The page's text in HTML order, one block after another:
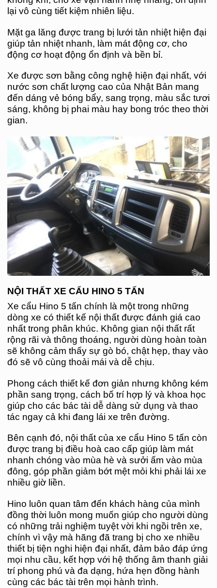
lại vô cùng tiết kiệm nhiên liệu.
Mặt ga lăng được trang bị lưới tản nhiệt hiện đại
giúp tản nhiệt nhanh, làm mát động cơ, cho
động cơ hoạt động ổn định và bền bỉ.
Xe được sơn bằng công nghệ hiện đại nhất, với
nước sơn chất lượng cao của Nhật Bản mang
đến dáng vẻ bóng bẩy, sang trọng, màu sắc tươi
sáng, không bị phai màu hay bong tróc theo thời
gian.
NỘI THẤT XE CẨU HINO 5 TẤN
Xe cẩu Hino 5 tấn chính là một trong những
dòng xe có thiết kế nội thất được đánh giá cao
nhất trong phân khúc. Không gian nội thất rất
rộng rãi và thông thoáng, người dùng hoàn toàn
sẽ không cảm thấy sự gò bó, chật hẹp, thay vào
đó sẽ vô cùng thoải mái và dễ chịu.
Phong cách thiết kế đơn giản nhưng không kém
phần sang trọng, cách bố trí hợp lý và khoa học
giúp cho các bác tài dễ dàng sử dụng và thao
tác ngay cả khi đang lái xe trên đường.
Bên cạnh đó, nội thất của xe cẩu Hino 5 tấn còn
được trang bị điều hoà cao cấp giúp làm mát
nhanh chóng vào mùa hè và sưởi ấm vào mùa
đông, góp phần giảm bớt mệt mỏi khi phải lái xe
nhiều giờ liền.
Hino luôn quan tâm đến khách hàng của mình
đồng thời luôn mong muốn giúp cho người dùng
có những trải nghiệm tuyệt vời khi ngồi trên xe,
chính vì vậy mà hãng đã trang bị cho xe nhiều
thiết bị tiện nghi hiện đại nhất, đảm bảo đáp ứng
mọi nhu cầu, kết hợp với hệ thống âm thanh giải
trí phong phú và đa dạng, hứa hẹn đồng hành
cùng các bác tài trên mọi hành trình.